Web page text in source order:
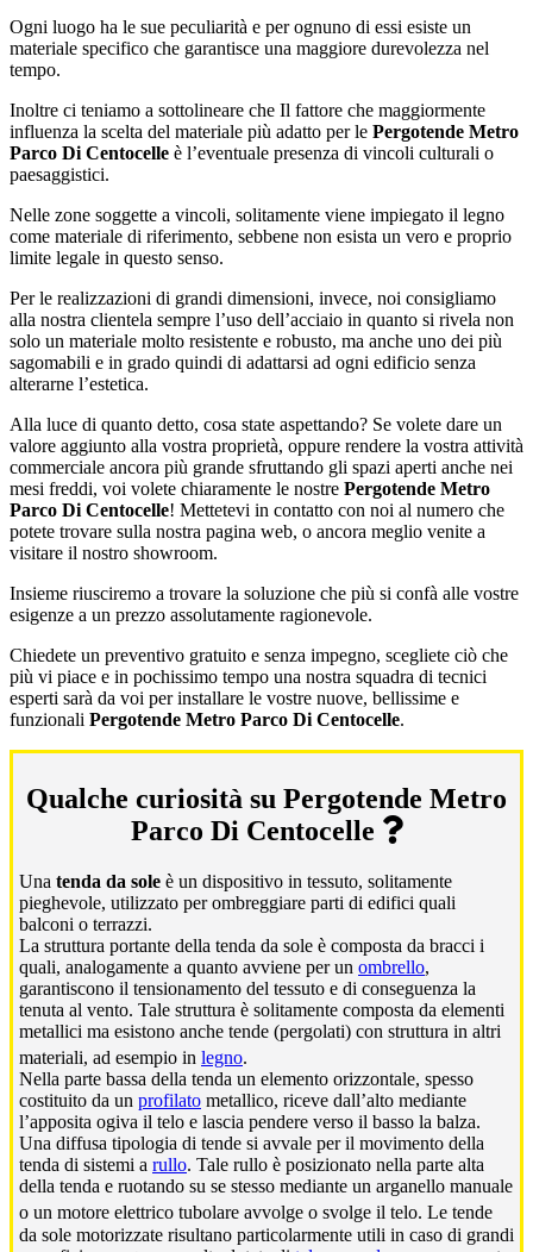
Ogni luogo ha le sue peculiarità e per ognuno di essi esiste un
materiale specifico che garantisce una maggiore durevolezza nel
tempo.
Inoltre ci teniamo a sottolineare che Il fattore che maggiormente
influenza la scelta del materiale più adatto per le Pergotende Metro
Parco Di Centocelle è l’eventuale presenza di vincoli culturali o
paesaggistici.
Nelle zone soggette a vincoli, solitamente viene impiegato il legno
come materiale di riferimento, sebbene non esista un vero e proprio
limite legale in questo senso.
Per le realizzazioni di grandi dimensioni, invece, noi consigliamo
alla nostra clientela sempre l’uso dell’acciaio in quanto si rivela non
solo un materiale molto resistente e robusto, ma anche uno dei più
sagomabili e in grado quindi di adattarsi ad ogni edificio senza
alterarne l’estetica.
Alla luce di quanto detto, cosa state aspettando? Se volete dare un
valore aggiunto alla vostra proprietà, oppure rendere la vostra attività
commerciale ancora più grande sfruttando gli spazi aperti anche nei
mesi freddi, voi volete chiaramente le nostre Pergotende Metro
Parco Di Centocelle! Mettetevi in contatto con noi al numero che
potete trovare sulla nostra pagina web, o ancora meglio venite a
visitare il nostro showroom.
Insieme riusciremo a trovare la soluzione che più si confà alle vostre
esigenze a un prezzo assolutamente ragionevole.
Chiedete un preventivo gratuito e senza impegno, scegliete ciò che
più vi piace e in pochissimo tempo una nostra squadra di tecnici
esperti sarà da voi per installare le vostre nuove, bellissime e
funzionali Pergotende Metro Parco Di Centocelle.
Qualche curiosità su Pergotende Metro
Parco Di Centocelle
Una tenda da sole è un dispositivo in tessuto, solitamente
pieghevole, utilizzato per ombreggiare parti di edifici quali
balconi o terrazzi.
La struttura portante della tenda da sole è composta da bracci i
quali, analogamente a quanto avviene per un ombrello,
garantiscono il tensionamento del tessuto e di conseguenza la
tenuta al vento. Tale struttura è solitamente composta da elementi
metallici ma esistono anche tende (pergolati) con struttura in altri
materiali, ad esempio in legno.
Nella parte bassa della tenda un elemento orizzontale, spesso
costituito da un profilato metallico, riceve dall’alto mediante
l’apposita ogiva il telo e lascia pendere verso il basso la balza.
Una diffusa tipologia di tende si avvale per il movimento della
tenda di sistemi a rullo. Tale rullo è posizionato nella parte alta
della tenda e ruotando su se stesso mediante un arganello manuale
o un motore elettrico tubolare avvolge o svolge il telo. Le tende
da sole motorizzate risultano particolarmente utili in caso di grandi